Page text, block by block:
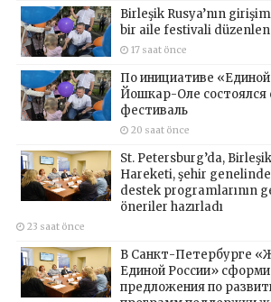
Birleşik Rusya’nın
bir aile festivali
17 saat önce
По инициативе «Единой
Йошкар-Оле состоялся
фестиваль
20 saat önce
St. Petersburg’da,
Hareketi, şehir
destek programlarının
öneriler hazırladı
23 saat önce
В Санкт-Петербурге
Единой России»
предложения по